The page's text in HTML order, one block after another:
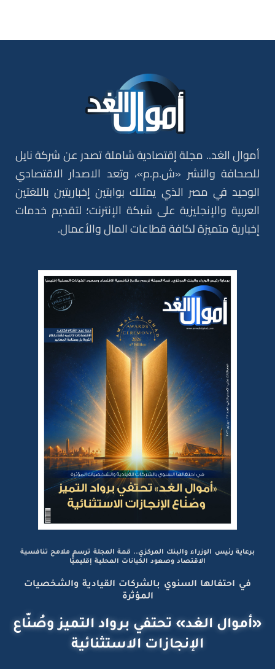
أموال الغد.. مجلة إقتصادية شاملة تصدر عن شركة نايل
للصحافة والنشر «ش.م.م»، وتعد الاصدار الاقتصادي
الوحيد في مصر الذي يمتلك بوابتين إخباريتين باللغتين
العربية والإنجليزية على شبكة الإنترنت؛ لتقديم خدمات
إخبارية متميزة لكافة قطاعات المال والأعمال.
برعاية رئيس الوزراء والبنك المركزي.. قمة المجلة ترسم ملامح تنافسية
الاقتصاد وصعود الكيانات المحلية إقليميًّا
في احتفالها السنوي بالشركات القيادية والشخصيات
المؤثرة
«أموال الغد» تحتفي برواد التميز وصُنّاع
الإنجازات الاستثنائية